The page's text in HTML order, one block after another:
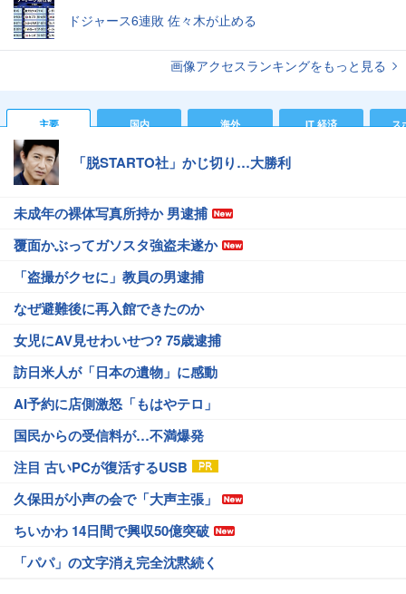
ドジャース6連敗 佐々木が止める
画像アクセスランキングをもっと見る
主要 国内 海外 IT 経済 ス
「脱STARTO社」かじ切り…大勝利
未成年の裸体写真所持か 男逮捕
覆面かぶってガソスタ強盗未遂か
「盗撮がクセに」教員の男逮捕
なぜ避難後に再入館できたのか
女児にAV見せわいせつ? 75歳逮捕
訪日米人が「日本の遺物」に感動
AI予約に店側激怒「もはやテロ」
国民からの受信料が…不満爆発
注目 古いPCが復活するUSB
久保田が小声の会で「大声主張」
ちいかわ 14日間で興収50億突破
「パパ」の文字消え完全沈黙続く